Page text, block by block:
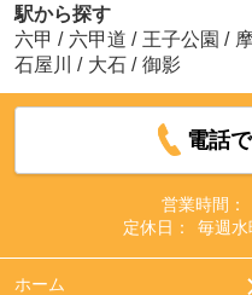
駅から探す
六甲 / 六甲道 / 王子公園 /
石屋川
/ 大石 / 御影
電話
営業時間：
定休日：
毎週
ホーム